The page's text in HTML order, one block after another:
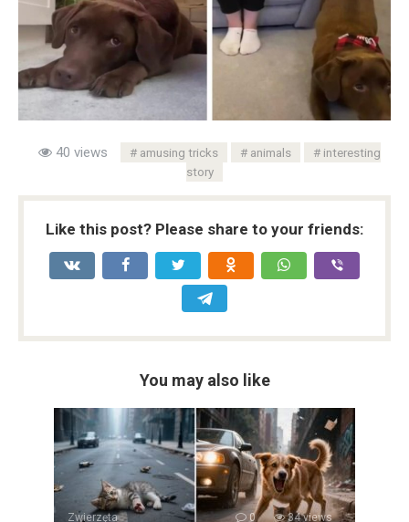
40 views amusing tricks animals
interesting
story
Like this post? Please share to your friends:
You may also like
Zwierzęta 0 34 views